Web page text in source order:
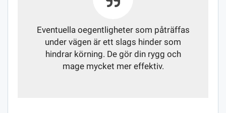
Eventuella oegentligheter som påträffas
under vägen är ett slags hinder som
hindrar körning. De gör din rygg och
mage mycket mer effektiv.